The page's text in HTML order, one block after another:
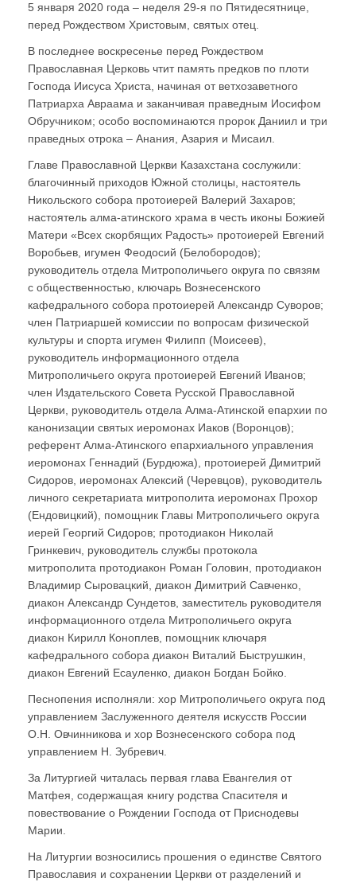
5 января 2020 года – неделя 29-я по Пятидесятнице,
перед Рождеством Христовым, святых отец.
В последнее воскресенье перед Рождеством
Православная Церковь чтит память предков по плоти
Господа Иисуса Христа, начиная от ветхозаветного
Патриарха Авраама и заканчивая праведным Иосифом
Обручником; особо воспоминаются пророк Даниил и три
праведных отрока – Анания, Азария и Мисаил.
Главе Православной Церкви Казахстана сослужили:
благочинный приходов Южной столицы, настоятель
Никольского собора протоиерей Валерий Захаров;
настоятель алма-атинского храма в честь иконы Божией
Матери «Всех скорбящих Радость» протоиерей Евгений
Воробьев, игумен Феодосий (Белобородов);
руководитель отдела Митрополичьего округа по связям
с общественностью, ключарь Вознесенского
кафедрального собора протоиерей Александр Суворов;
член Патриаршей комиссии по вопросам физической
культуры и спорта игумен Филипп (Моисеев),
руководитель информационного отдела
Митрополичьего округа протоиерей Евгений Иванов;
член Издательского Совета Русской Православной
Церкви, руководитель отдела Алма-Атинской епархии по
канонизации святых иеромонах Иаков (Воронцов);
референт Алма-Атинского епархиального управления
иеромонах Геннадий (Бурдюжа), протоиерей Димитрий
Сидоров, иеромонах Алексий (Черевцов), руководитель
личного секретариата митрополита иеромонах Прохор
(Ендовицкий), помощник Главы Митрополичьего округа
иерей Георгий Сидоров; протодиакон Николай
Гринкевич, руководитель службы протокола
митрополита протодиакон Роман Головин, протодиакон
Владимир Сыровацкий, диакон Димитрий Савченко,
диакон Александр Сундетов, заместитель руководителя
информационного отдела Митрополичьего округа
диакон Кирилл Коноплев, помощник ключаря
кафедрального собора диакон Виталий Быструшкин,
диакон Евгений Есауленко, диакон Богдан Бойко.
Песнопения исполняли: хор Митрополичьего округа под
управлением Заслуженного деятеля искусств России
О.Н. Овчинникова и хор Вознесенского собора под
управлением Н. Зубревич.
За Литургией читалась первая глава Евангелия от
Матфея, содержащая книгу родства Спасителя и
повествование о Рождении Господа от Приснодевы
Марии.
На Литургии возносились прошения о единстве Святого
Православия и сохранении Церкви от разделений и